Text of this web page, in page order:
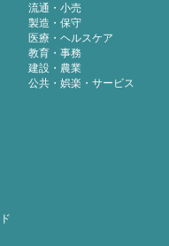
流通・小売
製造・保守
医療・ヘルスケア
教育・事務
建設・農業
公共・娯楽・サービス